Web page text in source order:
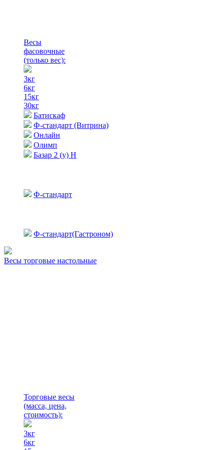
Весы
фасовочные
(только вес):
3кг
6кг
15кг
30кг
Батискаф
Ф-стандарт (Витрина)
Онлайн
Олимп
Базар 2 (у) Н
Ф-стандарт
Ф-стандарт(Гастроном)
Весы торговые настольные
Торговые весы
(масса, цена,
стоимость):
3кг
6кг